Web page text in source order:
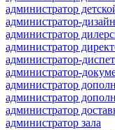
администратор
администратор-
администратор
администратор
администратор-
администратор-
администратор
администратор
администратор
администратор зала